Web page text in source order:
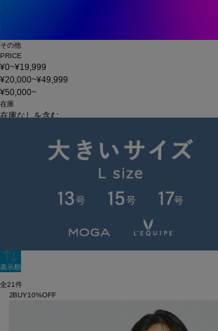
その他
PRICE
¥0~¥19,999
¥20,000~¥49,999
¥50,000~
在庫
在庫なしを含む
表示順
全21件
2BUY10%OFF